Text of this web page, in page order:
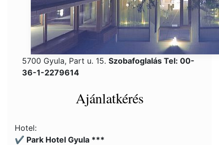
5700 Gyula, Part u. 15. Szobafoglalás Tel: 00-
36-1-2279614
Ajánlatkérés
Hotel:
✔️ Park Hotel Gyula ***